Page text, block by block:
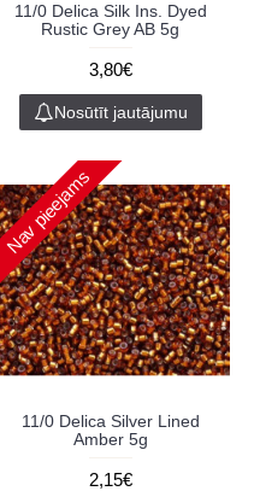
11/0 Delica Silk Ins. Dyed
Rustic Grey AB 5g
3,80€
Nosūtīt jautājumu
Nav pieejams
11/0 Delica Silver Lined
Amber 5g
2,15€